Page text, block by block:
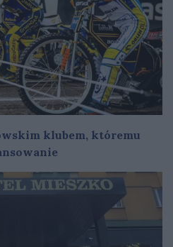
klubem, któremu